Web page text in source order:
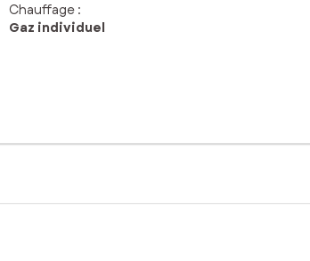
Chauffage :
Gaz individuel